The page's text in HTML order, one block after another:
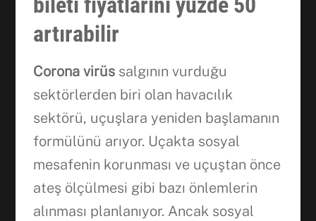
artırabilir
Corona virüssalgının vurduğu
sektörlerden biri olan havacılık
sektörü, uçuşlara yeniden başlamanın
formülünü arıyor. Uçakta sosyal
mesafenin korunması ve uçuştan önce
ateş ölçülmesi gibi bazı önlemlerin
alınması planlanıyor. Ancak sosyal